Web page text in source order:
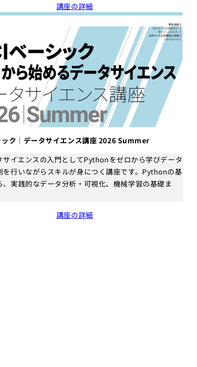
講座の詳細
ック｜データサイエンス講座 2026 Summer
サイエンスの入門としてPythonをゼロから学びデータ
を行いながらスキルが身につく講座です。Pythonの基
、実践的なデータ分析・可視化、機械学習の基礎ま
講座の詳細